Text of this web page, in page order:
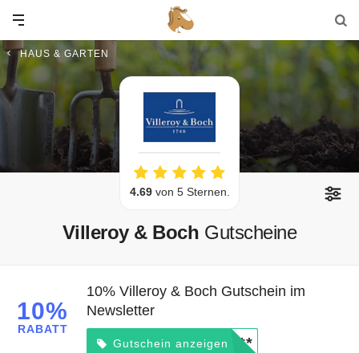
HAUS & GARTEN
4.69von 5 Sternen.
Villeroy & Boch Gutscheine
10%
RABATT
10% Villeroy & Boch Gutschein im
Newsletter
Gutschein anzeigen*****